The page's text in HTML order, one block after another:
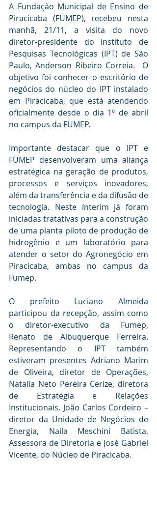
A Fundação Municipal de Ensino de
Piracicaba (FUMEP), recebeu nesta
manhã, 21/11, a visita do novo
diretor-presidente do Instituto de
Pesquisas Tecnológicas (IPT) de São
Paulo, Anderson Ribeiro Correia.  O
objetivo foi conhecer o escritório de
negócios do núcleo do IPT instalado
em Piracicaba, que está atendendo
oficialmente desde o dia 1º de abril
no campus da FUMEP.
Importante destacar que o IPT e
FUMEP desenvolveram uma aliança
estratégica na geração de produtos,
processos e serviços inovadores,
além da transferência e da difusão de
tecnologia. Neste ínterim já foram
iniciadas tratativas para a construção
de uma planta piloto de produção de
hidrogênio e um laboratório para
atender o setor do Agronegócio em
Piracicaba, ambas no campus da
Fumep.
O prefeito Luciano Almeida
participou da recepção, assim como
o diretor-executivo da Fumep,
Renato de Albuquerque Ferreira.
Representando o IPT também
estiveram presentes Adriano Marim
de Oliveira, diretor de Operações,
Natalia Neto Pereira Cerize, diretora
de Estratégia e Relações
Institucionais, João Carlos Cordeiro –
diretor da Unidade de Negócios de
Energia, Naila Meschini Batista,
Assessora de Diretoria e José Gabriel
Vicente, do Núcleo de Piracicaba.